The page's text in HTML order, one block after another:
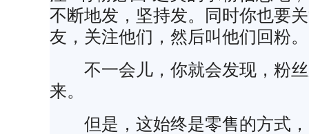
不断地发，坚持发。同时你也要
友，关注他们，然后叫他们回粉。
不一会儿，你就会发现，粉丝
来。
但是，这始终是零售的方式，